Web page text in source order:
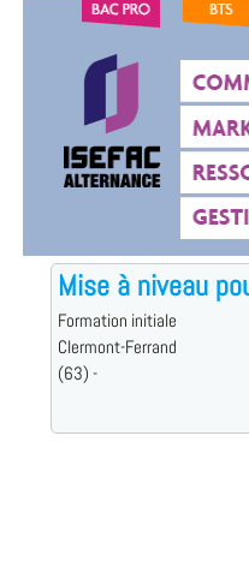
Mise à niveau
Formation initiale
Clermont-Ferrand
(63) -